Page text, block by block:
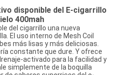
disponible del E-cigarrillo
400mah
del cigarrillo una nueva
El uso interno de Mesh Coil
más lisas y más deliciosas.
constante que dure. Y ofrece
activado para la facilidad y
simplemente de la boquilla